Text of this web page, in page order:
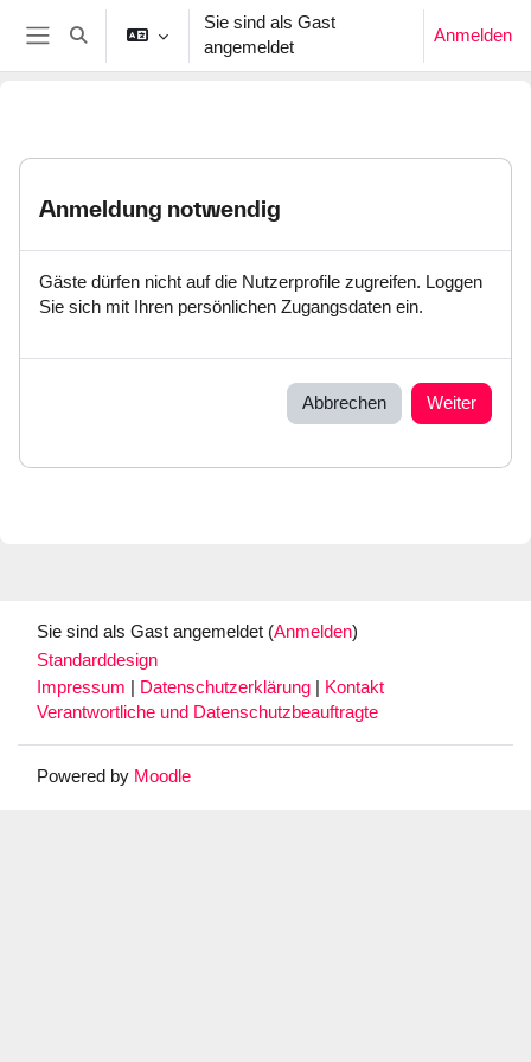
Zum Hauptinhalt
Website-Übersicht
Sucheingabe umschalten
Sie sind als Gast
angemeldet
Anmelden
Anmeldung notwendig
Gäste dürfen nicht auf die Nutzerprofile zugreifen. Loggen
Sie sich mit Ihren persönlichen Zugangsdaten ein.
Abbrechen Weiter
Sie sind als Gast angemeldet (Anmelden)
Standarddesign
Impressum
Datenschutzerklärung
Kontakt
Verantwortliche und Datenschutzbeauftragte
Powered by Moodle